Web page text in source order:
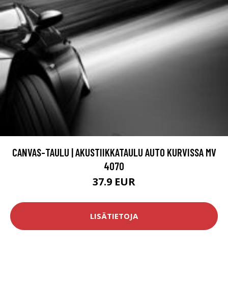
CANVAS-TAULU | AKUSTIIKKATAULU AUTO KURVISSA MV
4070
37.9 EUR
LISÄTIETOJA